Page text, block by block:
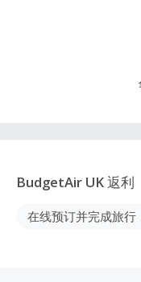
BudgetAir UK返利
在线预订并完成旅行